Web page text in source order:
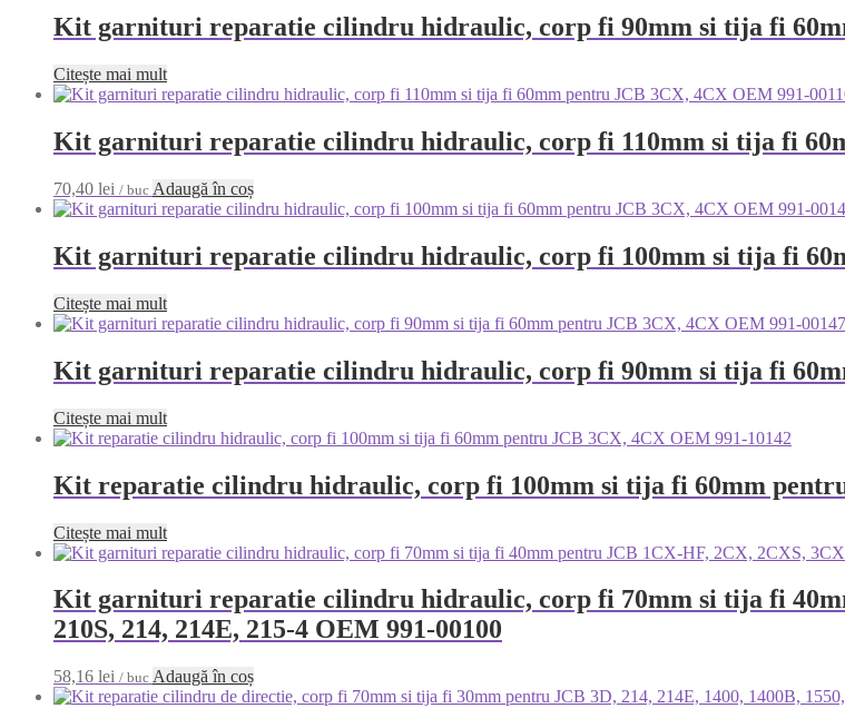
Kit garnituri reparatie cilindru hidraulic, corp fi 90mm si tija fi
Citește mai mult
Kit garnituri reparatie cilindru hidraulic, corp fi 110mm si tija fi
70,40 lei / buc Adaugă în coș
Kit garnituri reparatie cilindru hidraulic, corp fi 100mm si tija fi
Citește mai mult
Kit garnituri reparatie cilindru hidraulic, corp fi 90mm si tija fi
Citește mai mult
Kit reparatie cilindru hidraulic, corp fi 100mm si tija fi 60mm
Citește mai mult
Kit garnituri reparatie cilindru hidraulic, corp fi 70mm si tija fi
210S, 214, 214E, 215-4 OEM 991-00100
58,16 lei / buc Adaugă în coș